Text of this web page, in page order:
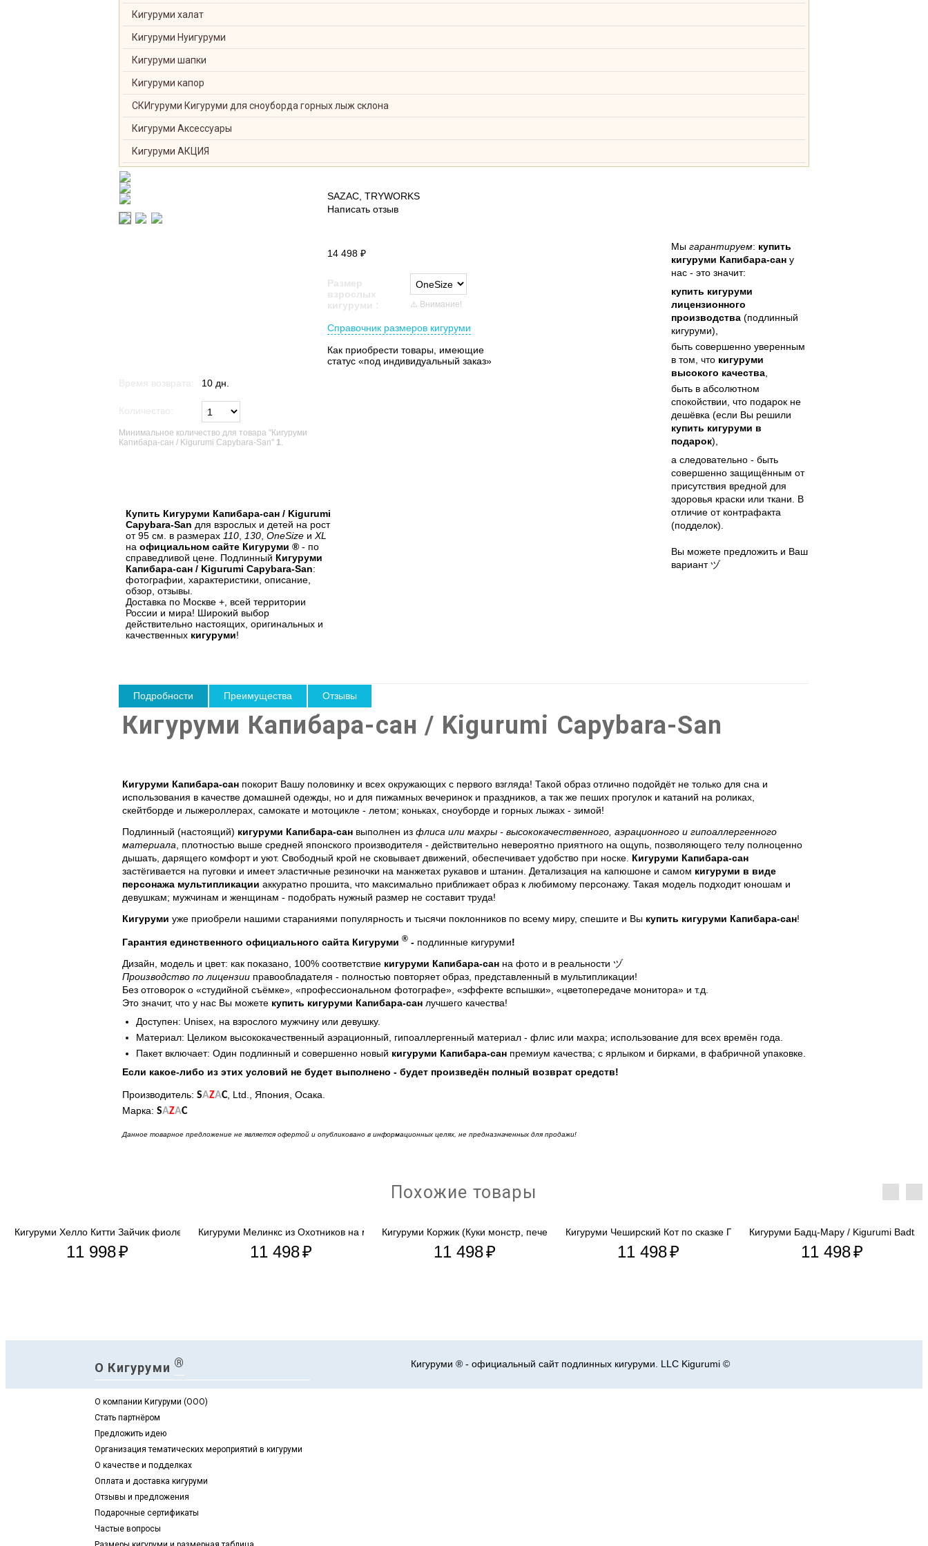
Кигуруми халат
Кигуруми Нуигуруми
Кигуруми шапки
Кигуруми капор
СКИгуруми Кигуруми для сноуборда горных лыж склона
Кигуруми Аксессуары
Кигуруми АКЦИЯ
SAZAC TRYWORKS
Написать отзыв
Мы гарантируем: купить
кигуруми Капибара-сан у
нас - это значит:
купить кигуруми
лицензионного
производства (подлинный
кигуруми),
быть совершенно уверенным
в том, что кигуруми
высокого качества
быть в абсолютном
спокойствии, что подарок не
дешёвка (если Вы решили
купить кигуруми в
подарок),
а следовательно - быть
совершенно защищённым от
присутствия вредной для
здоровья краски или ткани. В
отличие от контрафакта
(подделок).
Вы можете предложить и Ваш
вариант ヅ
14 498 ₽
Размер
взрослых
кигуруми : ⚠️ Внимание!
Справочник размеров кигуруми
Как приобрести товары, имеющие
статус «под индивидуальный заказ»
Время возврата: 10 дн.
Количество:
Минимальное количество для товара "Кигуруми
Капибара-сан / Kigurumi Capybara-San" 1
Купить Кигуруми Капибара-сан / Kigurumi
Capybara-San для взрослых и детей на рост
от 95 см. в размерах 110 130 OneSize и XL
на официальном сайте Кигуруми ® - по
справедливой цене. Подлинный Кигуруми
Капибара-сан / Kigurumi Capybara-San:
фотографии, характеристики, описание,
обзор, отзывы.
Доставка по Москве +, всей территории
России и мира! Широкий выбор
действительно настоящих, оригинальных и
качественных кигуруми!
Подробности Преимущества Отзывы
Кигуруми Капибара-сан / Kigurumi Capybara-San
Кигуруми Капибара-сан покорит Вашу половинку и всех окружающих с первого взгляда! Такой образ отлично подойдёт не только для сна и
использования в качестве домашней одежды, но и для пижамных вечеринок и праздников, а так же пеших прогулок и катаний на роликах,
скейтборде и лыжероллерах, самокате и мотоцикле - летом; коньках, сноуборде и горных лыжах - зимой!
Подлинный (настоящий) кигуруми Капибара-сан выполнен из флиса или махры - высококачественного, аэрационного и гипоаллергенного
материала , плотностью выше средней японского производителя - действительно невероятно приятного на ощупь, позволяющего телу полноценно
дышать, дарящего комфорт и уют. Свободный крой не сковывает движений, обеспечивает удобство при носке. Кигуруми Капибара-сан
застёгивается на пуговки и имеет эластичные резиночки на манжетах рукавов и штанин. Детализация на капюшоне и самом кигуруми в виде
персонажа мультипликации аккуратно прошита, что максимально приближает образ к любимому персонажу. Такая модель подходит юношам и
девушкам; мужчинам и женщинам - подобрать нужный размер не составит труда!
Кигуруми уже приобрели нашими стараниями популярность и тысячи поклонников по всему миру, спешите и Вы купить кигуруми Капибара-сан!
Гарантия единственного официального сайта Кигуруми ® - подлинные кигуруми!
Дизайн, модель и цвет: как показано, 100% соответствие кигуруми Капибара-сан на фото и в реальности ヅ
Производство по лицензии правообладателя - полностью повторяет образ, представленный в мультипликации!
Без отговорок о «студийной съёмке», «профессиональном фотографе», «эффекте вспышки», «цветопередаче монитора» и т.д.
Это значит, что у нас Вы можете купить кигуруми Капибара-сан лучшего качества!
Доступен: Unisex, на взрослого мужчину или девушку.
Материал: Целиком высококачественный аэрационный, гипоаллергенный материал - флис или махра; использование для всех времён года.
Пакет включает: Один подлинный и совершенно новый кигуруми Капибара-сан премиум качества; с ярлыком и бирками, в фабричной упаковке.
Если какое-либо из этих условий не будет выполнено - будет произведён полный возврат средств!
Производитель: SAZAC, Ltd., Япония, Осака.
Марка: SAZAC
Данное товарное предложение не является офертой и опубликовано в информационных целях, не предназначенных для продажи!
Похожие товары
Кигуруми Хелло Китти Зайчик фиолетовый
11 998₽
Кигуруми Мелинкс из Охотников на монстров...
11 498₽
Кигуруми Коржик (Куки монстр, печеньковый...
11 498₽
Кигуруми Чеширский Кот по сказке Приключе...
11 498₽
Кигуруми Бадц-Мару / Kigurumi Badtz-
11 498₽
О Кигуруми ®
О компании Кигуруми (ООО)
Стать партнёром
Предложить идею
Организация тематических мероприятий в кигуруми
О качестве и подделках
Оплата и доставка кигуруми
Отзывы и предложения
Подарочные сертификаты
Частые вопросы
Кигуруми ® - официальный сайт подлинных кигуруми. LLC Kigurumi ©